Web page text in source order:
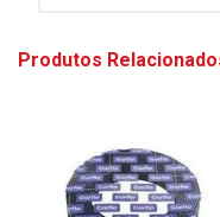
Produtos